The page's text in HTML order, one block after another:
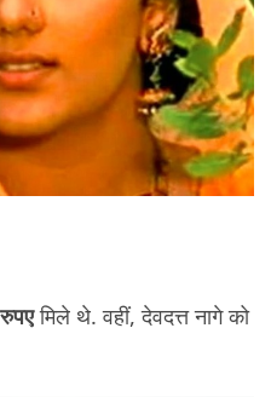
मिले थे. वहीं, देवदत्त नागे को